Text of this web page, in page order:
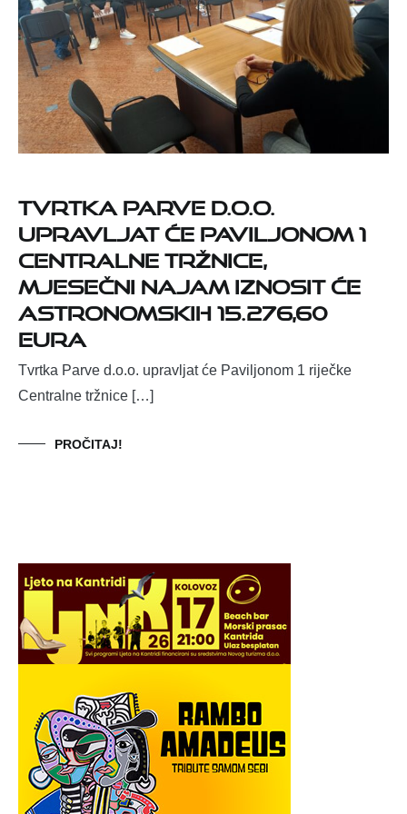
Tvrtka Parve d.o.o.
upravljat će Paviljonom 1
Centralne tržnice,
mjesečni najam iznosit će
astronomskih 15.276,60
eura
Tvrtka Parve d.o.o. upravljat će Paviljonom 1 riječke
Centralne tržnice […]
PROČITAJ!